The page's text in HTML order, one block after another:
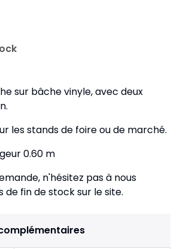
sur bâche vinyle, avec deux
les stands de foire ou de marché.
0.60 m
n'hésitez pas à nous
fin de stock sur le site.